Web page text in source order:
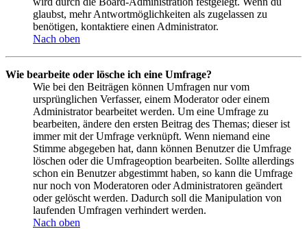
glaubst, mehr Antwortmöglichkeiten als zugelassen zu
benötigen, kontaktiere einen Administrator.
Nach oben
Wie bearbeite oder lösche ich eine Umfrage?
Wie bei den Beiträgen können Umfragen nur vom
ursprünglichen Verfasser, einem Moderator oder einem
Administrator bearbeitet werden. Um eine Umfrage zu
bearbeiten, ändere den ersten Beitrag des Themas; dieser ist
immer mit der Umfrage verknüpft. Wenn niemand eine
Stimme abgegeben hat, dann können Benutzer die Umfrage
löschen oder die Umfrageoption bearbeiten. Sollte allerdings
schon ein Benutzer abgestimmt haben, so kann die Umfrage
nur noch von Moderatoren oder Administratoren geändert
oder gelöscht werden. Dadurch soll die Manipulation von
laufenden Umfragen verhindert werden.
Nach oben